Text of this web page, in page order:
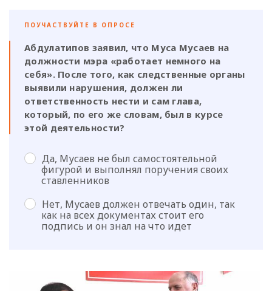
ПОУЧАСТВУЙТЕ В ОПРОСЕ
Абдулатипов заявил, что Муса Мусаев на
должности мэра «работает немного на
себя». После того, как следственные органы
выявили нарушения, должен ли
ответственность нести и сам глава,
который, по его же словам, был в курсе
этой деятельности?
Да, Мусаев не был самостоятельной
фигурой и выполнял поручения своих
ставленников
Нет, Мусаев должен отвечать один, так
как на всех документах стоит его
подпись и он знал на что идет